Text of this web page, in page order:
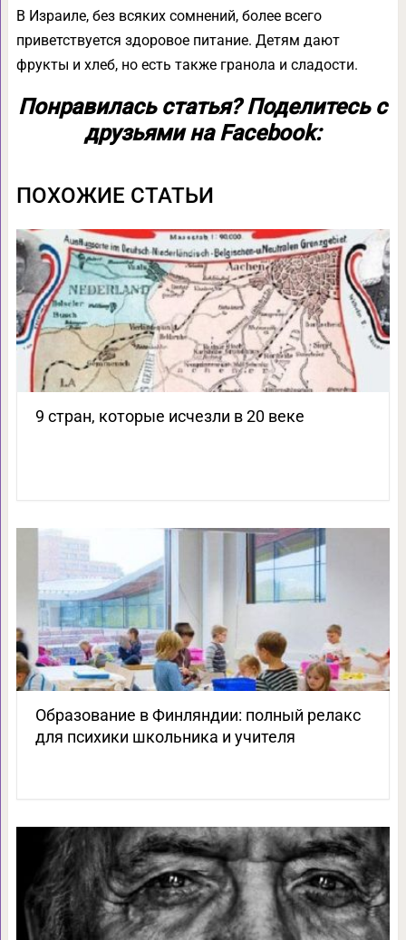
В Израиле, без всяких сомнений, более всего
приветствуется здоровое питание. Детям дают
фрукты и хлеб, но есть также гранола и сладости.
Понравилась статья? Поделитесь с
друзьями на Facebook:
ПОХОЖИЕ СТАТЬИ
9 стран, которые исчезли в 20 веке
Образование в Финляндии: полный релакс
для психики школьника и учителя